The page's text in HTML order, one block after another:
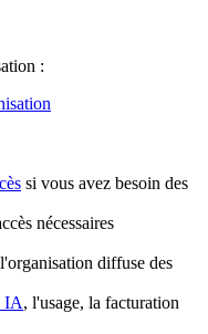
:
si vous avez besoin des
nécessaires
diffuse des
IA, l'usage, la facturation